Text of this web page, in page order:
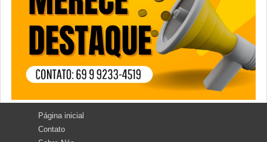
Página inicial
Contato